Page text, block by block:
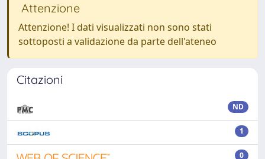
Attenzione
Attenzione! I dati visualizzati non sono stati
sottoposti a validazione da parte dell'ateneo
Citazioni
ND
1
0